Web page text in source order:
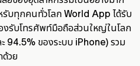
รับทุกคนทั่วโลก World App ได้รับ
งรับโทรศัพท์มือถือส่วนใหญ่ในโลก
94.5% ของระบบ iPhone) รวม
ด้วย